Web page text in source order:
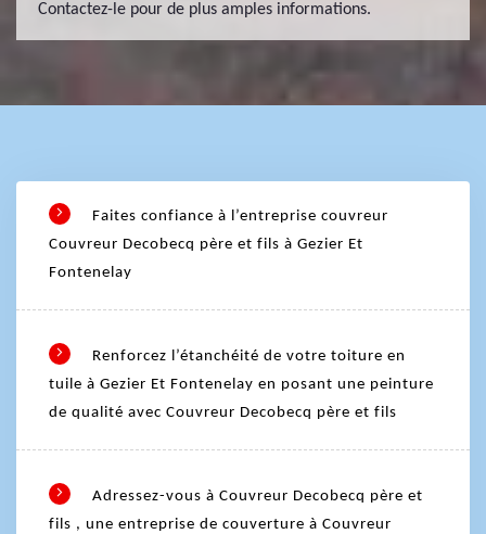
Contactez-le pour de plus amples informations.
Faites confiance à l’entreprise couvreur
Couvreur Decobecq père et fils à Gezier Et
Fontenelay
Renforcez l’étanchéité de votre toiture en
tuile à Gezier Et Fontenelay en posant une peinture
de qualité avec Couvreur Decobecq père et fils
Adressez-vous à Couvreur Decobecq père et
fils , une entreprise de couverture à Couvreur